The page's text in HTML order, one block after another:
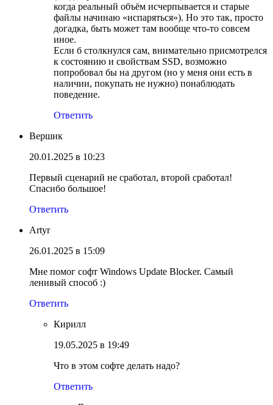
когда реальный объём исчерпывается и старые
файлы начинаю «испаряться»). Но это так, просто
догадка, быть может там вообще что-то совсем
иное.
Если б столкнулся сам, внимательно присмотрелся
к состоянию и свойствам SSD, возможно
попробовал бы на другом (но у меня они есть в
наличии, покупать не нужно) понаблюдать
поведение.
Ответить
Вершик
20.01.2025 в 10:23
Первый сценарий не сработал, второй сработал!
Спасибо большое!
Ответить
Artyr
26.01.2025 в 15:09
Мне помог софт Windows Update Blocker. Самый
ленивый способ :)
Ответить
Кирилл
19.05.2025 в 19:49
Что в этом софте делать надо?
Ответить